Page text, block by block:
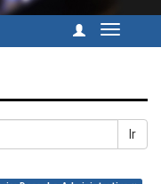
Cambiar
Ir